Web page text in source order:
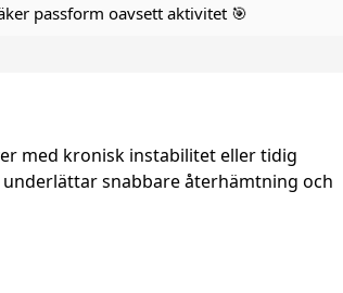
passform oavsett aktivitet 🎯
med kronisk instabilitet eller tidig
snabbare återhämtning och